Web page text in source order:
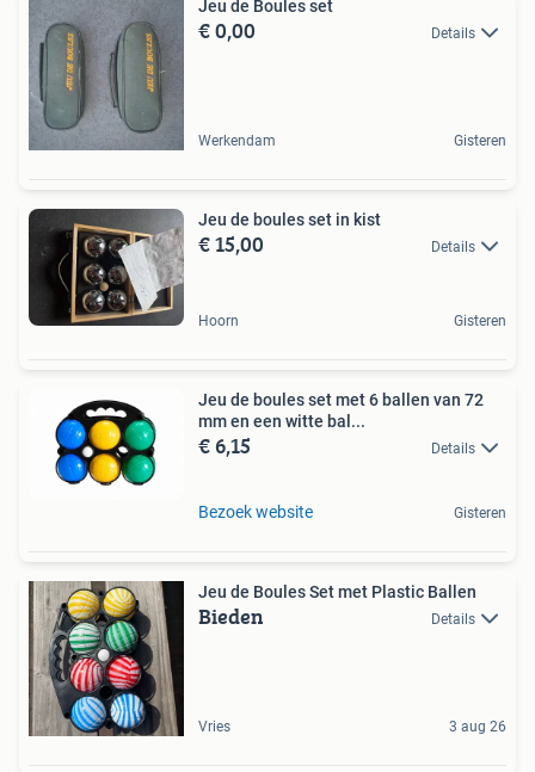
Jeu de Boules set
€ 0,00 Details
Werkendam Gisteren
Jeu de boules set in kist
€ 15,00 Details
Hoorn Gisteren
Jeu de boules set met 6 ballen van 72
mm en een witte bal...
€ 6,15 Details
Bezoek website Gisteren
Jeu de Boules Set met Plastic Ballen
Bieden Details
Vries 3 aug 26